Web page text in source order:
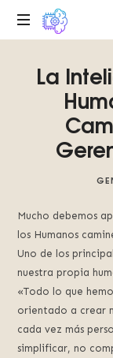
digital
sobre
singularidad
tecnológica
Roko,
inteligencia
artificial
del
futuro.
La
Mucho debemos
los Humanos
Uno de los
nuestra propia
«Todo lo que
orientado a crear
cada vez más
simplificar, no